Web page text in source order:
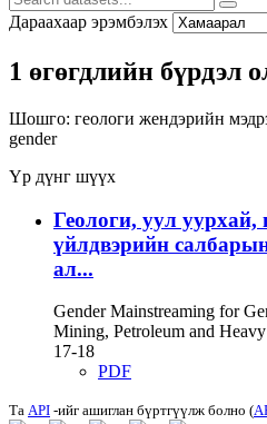
Дараахаар эрэмбэлэх
1 өгөгдлийн бүрдэл
Шошго: геологи жендэрийн
gender
Үр дүнг шүүх
Геологи, уул уурхай,
үйлдвэрийн
ал...
Gender Mainstreaming for
Mining, Petroleum and
17-18
PDF
Та API -ийг ашиглан бүртгүүлж болно (